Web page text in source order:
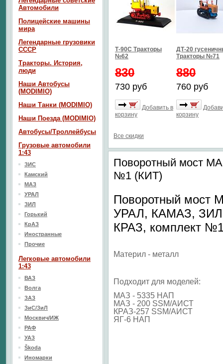
Т-90С Тракторы
№62
830
730 руб
Добавить в
корзину
ДТ-20
Тракторы №71
880
760 руб
корзину
Все скидки
Поворотный мост
№1 (КИТ)
Поворотный мост
УРАЛ, КАМАЗ,
КРАЗ, комплект
Материл - металл
Подходит для моделей:
МАЗ - 5335 НАП
МАЗ - 200 SSM/АИСТ
КРАЗ-257 SSM/АИСТ
ЯГ-6 НАП
Автомобили
Полицейские машины
мира
Легендарные грузовики
СССР
Тракторы. История,
люди
Наши Автобусы
(MODIMIO)
Наши Танки (MODIMIO)
Наши Поезда (MODIMIO)
Автобусы/Троллейбусы
Грузовые автомобили
1:43
ЗИС
Камский
МАЗ
УРАЛ
ЗИЛ
Горький
КрАЗ
Иностранные
Прочие
Легковые автомобили
1:43
ВАЗ
Волга
ЗАЗ
ЗиС/ЗиЛ
Москвич/ИЖ
РАФ
УАЗ
Škoda
Иномарки